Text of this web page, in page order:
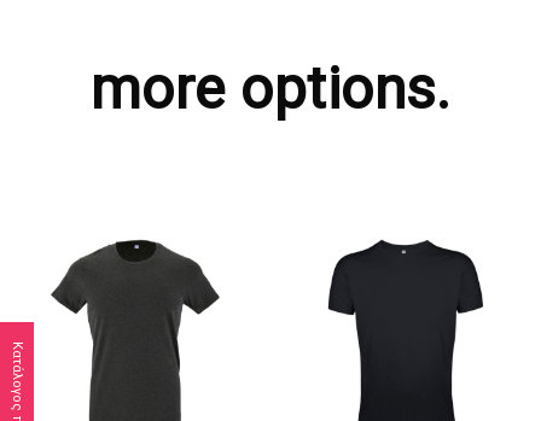
more options.